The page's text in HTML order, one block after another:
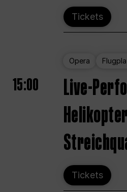
Tickets
Opera
15:00
Live-
Tickets